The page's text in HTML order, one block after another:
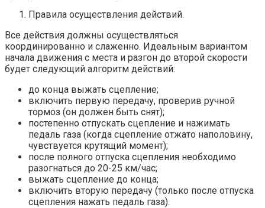
Правила осуществления действий.
Все действия должны осуществляться
координированно и слаженно. Идеальным вариантом
начала движения с места и разгон до второй скорости
будет следующий алгоритм действий:
до конца выжать сцепление;
включить первую передачу, проверив ручной
тормоз (он должен быть снят);
постепенно отпускать сцепление и нажимать
педаль газа (когда сцепление отжато наполовину,
чувствуется крутящий момент);
после полного отпуска сцепления необходимо
разогнаться до 20-25 км/час;
выжать сцепление до конца;
включить вторую передачу (только после отпуска
сцепления нажать педаль газа).